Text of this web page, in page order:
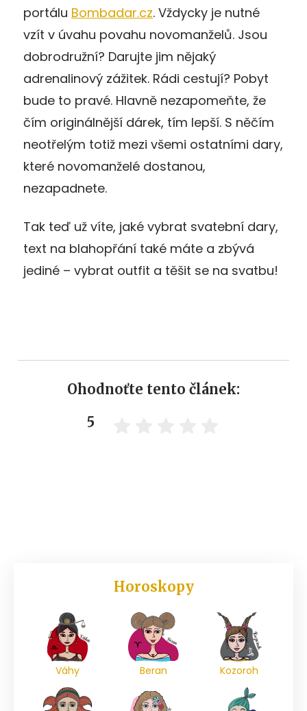
portálu Bombadar.cz. Vždycky je nutné
vzít v úvahu povahu novomanželů. Jsou
dobrodružní? Darujte jim nějaký
adrenalinový zážitek. Rádi cestují? Pobyt
bude to pravé. Hlavně nezapomeňte, že
čím originálnější dárek, tím lepší. S něčím
neotřelým totiž mezi všemi ostatními dary,
které novomanželé dostanou,
nezapadnete.
Tak teď už víte, jaké vybrat svatební dary,
text na blahopřání také máte a zbývá
jediné – vybrat outfit a těšit se na svatbu!
Ohodnoťte tento článek:
5
Horoskopy
Váhy Beran Kozoroh